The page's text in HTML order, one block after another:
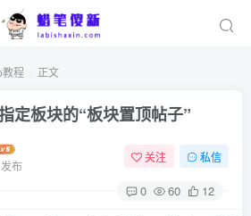
程 正文
定板块的“板块置顶帖子”
布
关注 私信
0 60 12